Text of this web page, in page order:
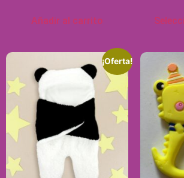
Añadir al carrito
¡Oferta!